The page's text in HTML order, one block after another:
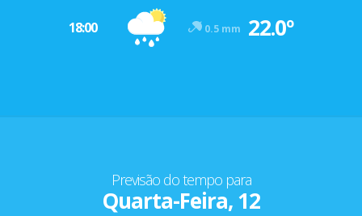
18:00 0.5 mm 22.0º
Previsão do tempo para
Quarta-Feira, 12